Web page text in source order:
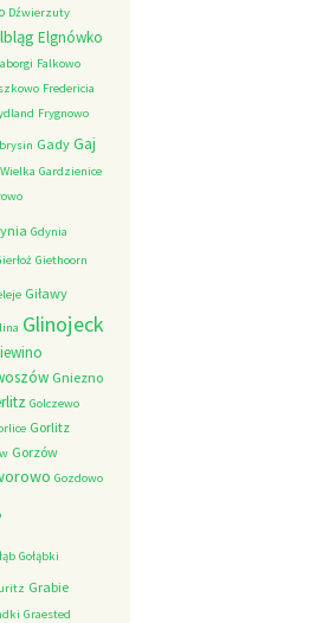
Dźwierzuty
Elgnówko
Falkowo
Fredericia
Frygnowo
Gady Gaj
Gardzienice
Gdynia
Giethoorn
Giławy
Glinojeck
Gniezno
Golczewo
Gorlitz
Gorzów
Gozdowo
Gołąbki
Grabie
Graested